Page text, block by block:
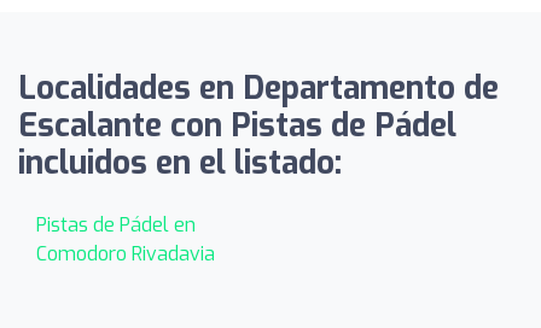
Localidades en Departamento de
Escalante con Pistas de Pádel
incluidos en el listado:
Pistas de Pádel en
Comodoro Rivadavia